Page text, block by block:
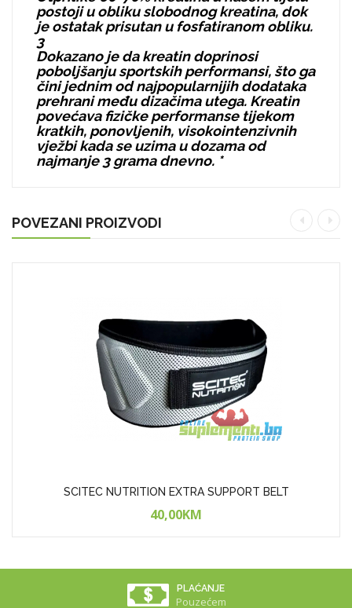
postoji u obliku slobodnog kreatina, dok
je ostatak prisutan u fosfatiranom obliku.
3
Dokazano je da kreatin doprinosi
poboljšanju sportskih performansi, što ga
čini jednim od najpopularnijih dodataka
prehrani među dizačima utega. Kreatin
povećava fizičke performanse tijekom
kratkih, ponovljenih, visokointenzivnih
vježbi kada se uzima u dozama od
najmanje 3 grama dnevno. *
POVEZANI PROIZVODI
SCITEC NUTRITION EXTRA SUPPORT BELT
40,00KM
PLAĆANJE
Pouzećem